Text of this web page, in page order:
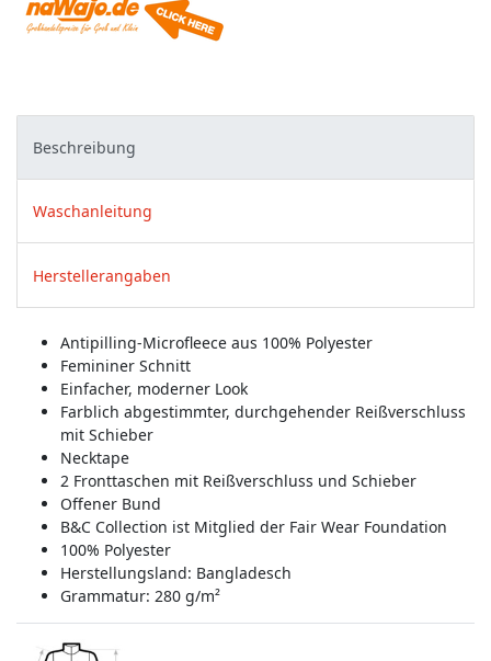
Beschreibung
Waschanleitung
Herstellerangaben
Antipilling-Microfleece aus 100% Polyester
Femininer Schnitt
Einfacher, moderner Look
Farblich abgestimmter, durchgehender Reißverschluss
mit Schieber
Necktape
2 Fronttaschen mit Reißverschluss und Schieber
Offener Bund
B&C Collection ist Mitglied der Fair Wear Foundation
100% Polyester
Herstellungsland: Bangladesch
Grammatur: 280 g/m²